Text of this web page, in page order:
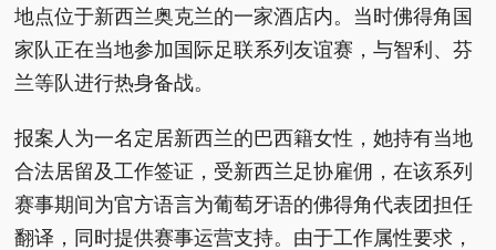
地点位于新西兰奥克兰的一家酒店内。当时佛得角国
家队正在当地参加国际足联系列友谊赛，与智利、芬
兰等队进行热身备战。
报案人为一名定居新西兰的巴西籍女性，她持有当地
合法居留及工作签证，受新西兰足协雇佣，在该系列
赛事期间为官方语言为葡萄牙语的佛得角代表团担任
翻译，同时提供赛事运营支持。由于工作属性要求，